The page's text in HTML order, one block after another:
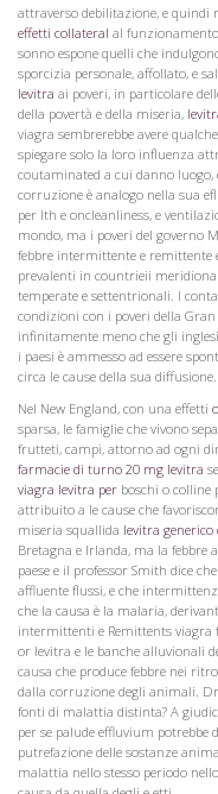
attraverso debilitazione, e quindi
effetti collateral al funzionamento
sonno espone quelli che
sporcizia personale, affollato, e
levitra ai poveri, in particolare
della povertà e della miseria,
viagra sembrerebbe avere
spiegare solo la loro influenza
coutaminated a cui danno luogo,
corruzione è analogo nella sua
per lth e oncleanliness, e
mondo, ma i poveri del governo
febbre intermittente e remittente
prevalenti in countrieii
temperate e settentrionali. I
condizioni con i poveri della
infinitamente meno che gli
i paesi è ammesso ad essere
circa le cause della sua diffusione.
Nel New England, con una effetti
sparsa, le famiglie che vivono
frutteti, campi, attorno ad ogni
farmacie di turno 20 mg levitra
viagra levitra per boschi o colline
attribuito a le cause che
miseria squallida levitra
Bretagna e Irlanda, ma la febbre
paese e il professor Smith dice
affluente flussi, e che
che la causa è la malaria,
intermittenti e Remittents viagra
or levitra e le banche alluvionali
causa che produce febbre nei
dalla corruzione degli animali.
fonti di malattia distinta? A
per se palude effluvium potrebbe
putrefazione delle sostanze
malattia nello stesso periodo